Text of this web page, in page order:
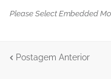
Please Select Embedded
Postagem Anterior